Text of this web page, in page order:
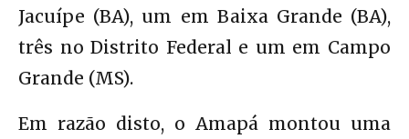
Jacuípe (BA), um em Baixa Grande (BA),
três no Distrito Federal e um em Campo
Grande (MS).
Em razão disto, o Amapá montou uma